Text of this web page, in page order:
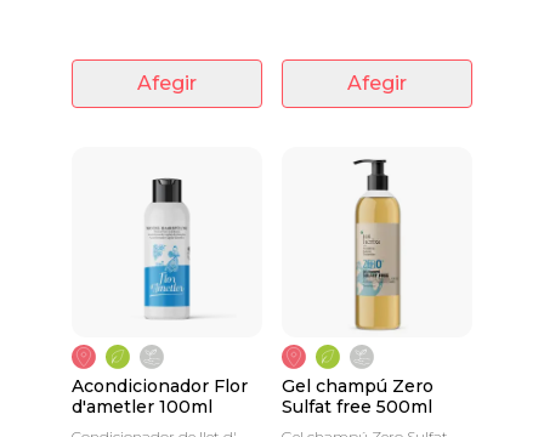
Afegir Afegir
Acondicionador Flor
d'ametler 100ml
Gel champú Zero
Sulfat free 500ml